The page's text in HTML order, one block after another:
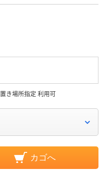
置き場所指定 利用可
カゴへ